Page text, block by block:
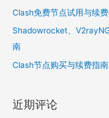
o
Clash免费节点试用与续
Shadowrocket、
南
Clash节点购买与续费指
近期评论